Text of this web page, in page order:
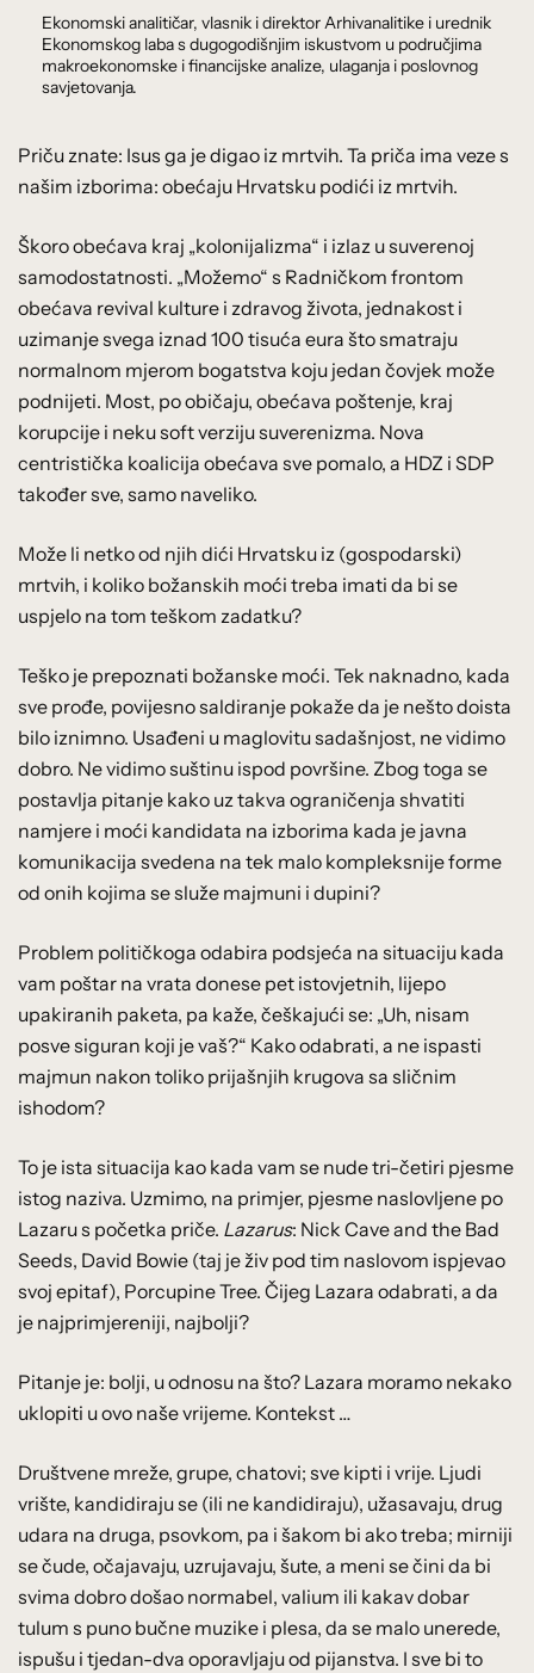
Ekonomski analitičar, vlasnik i direktor Arhivanalitike i urednik
Ekonomskog laba s dugogodišnjim iskustvom u područjima
makroekonomske i financijske analize, ulaganja i poslovnog
savjetovanja.
Priču znate: Isus ga je digao iz mrtvih. Ta priča ima veze s
našim izborima: obećaju Hrvatsku podići iz mrtvih.
Škoro obećava kraj „kolonijalizma“ i izlaz u suverenoj
samodostatnosti. „Možemo“ s Radničkom frontom
obećava revival kulture i zdravog života, jednakost i
uzimanje svega iznad 100 tisuća eura što smatraju
normalnom mjerom bogatstva koju jedan čovjek može
podnijeti. Most, po običaju, obećava poštenje, kraj
korupcije i neku soft verziju suverenizma. Nova
centristička koalicija obećava sve pomalo, a HDZ i SDP
također sve, samo naveliko.
Može li netko od njih dići Hrvatsku iz (gospodarski)
mrtvih, i koliko božanskih moći treba imati da bi se
uspjelo na tom teškom zadatku?
Teško je prepoznati božanske moći. Tek naknadno, kada
sve prođe, povijesno saldiranje pokaže da je nešto doista
bilo iznimno. Usađeni u maglovitu sadašnjost, ne vidimo
dobro. Ne vidimo suštinu ispod površine. Zbog toga se
postavlja pitanje kako uz takva ograničenja shvatiti
namjere i moći kandidata na izborima kada je javna
komunikacija svedena na tek malo kompleksnije forme
od onih kojima se služe majmuni i dupini?
Problem političkoga odabira podsjeća na situaciju kada
vam poštar na vrata donese pet istovjetnih, lijepo
upakiranih paketa, pa kaže, češkajući se: „Uh, nisam
posve siguran koji je vaš?“ Kako odabrati, a ne ispasti
majmun nakon toliko prijašnjih krugova sa sličnim
ishodom?
To je ista situacija kao kada vam se nude tri-četiri pjesme
istog naziva. Uzmimo, na primjer, pjesme naslovljene po
Lazaru s početka priče. Lazarus: Nick Cave and the Bad
Seeds, David Bowie (taj je živ pod tim naslovom ispjevao
svoj epitaf), Porcupine Tree. Čijeg Lazara odabrati, a da
je najprimjereniji, najbolji?
Pitanje je: bolji, u odnosu na što? Lazara moramo nekako
uklopiti u ovo naše vrijeme. Kontekst …
Društvene mreže, grupe, chatovi; sve kipti i vrije. Ljudi
vrište, kandidiraju se (ili ne kandidiraju), užasavaju, drug
udara na druga, psovkom, pa i šakom bi ako treba; mirniji
se čude, očajavaju, uzrujavaju, šute, a meni se čini da bi
svima dobro došao normabel, valium ili kakav dobar
tulum s puno bučne muzike i plesa, da se malo unerede,
ispušu i tjedan-dva oporavljaju od pijanstva. I sve bi to